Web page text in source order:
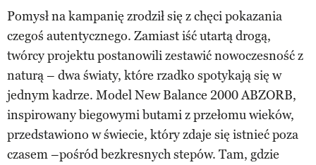
Pomysł na kampanię zrodził się z chęci pokazania
czegoś autentycznego. Zamiast iść utartą drogą,
twórcy projektu postanowili zestawić nowoczesność z
naturą – dwa światy, które rzadko spotykają się w
jednym kadrze. Model New Balance 2000 ABZORB,
inspirowany biegowymi butami z przełomu wieków,
przedstawiono w świecie, który zdaje się istnieć poza
czasem –pośród bezkresnych stepów. Tam, gdzie